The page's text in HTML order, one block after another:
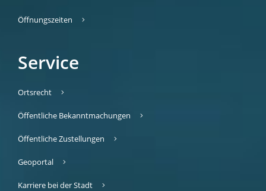
Öffnungszeiten
Service
Ortsrecht
Öffentliche Bekanntmachungen
Öffentliche Zustellungen
Geoportal
Karriere bei der Stadt